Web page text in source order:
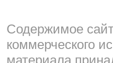
Cодержимое
коммерческого
материала